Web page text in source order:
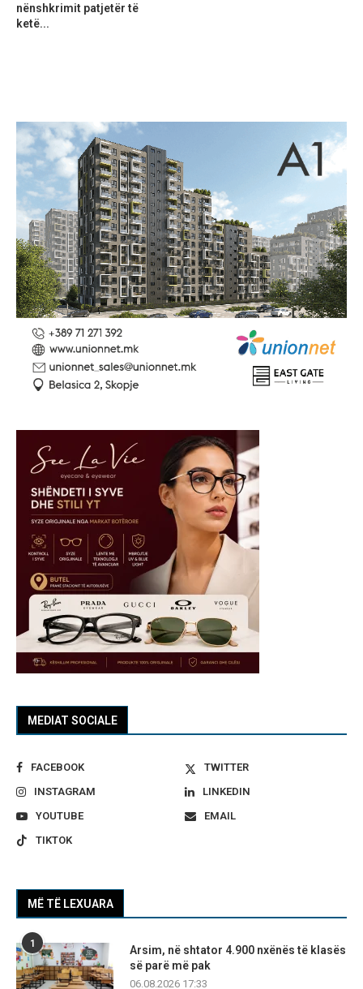
MEDIAT SOCIALE
FACEBOOK
TWITTER
INSTAGRAM
LINKEDIN
YOUTUBE
EMAIL
TIKTOK
MË TË LEXUARA
1
Arsim, në shtator 4.900 nxënës të klasës
së parë më pak
06.08.2026 17:33
nënshkrimit patjetër të
ketë...